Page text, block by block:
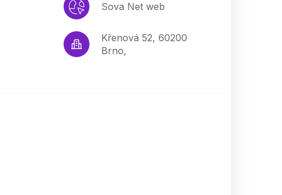
Sova Net web
Křenová 52, 60200
Brno,